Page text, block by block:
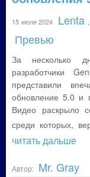
15 июля 2024 Lenta
Превью
За несколько
разработчики
представили
обновление 5.0 и
Видео раскрыло
среди которых,
читать дальше
Автор: Mr. Gray